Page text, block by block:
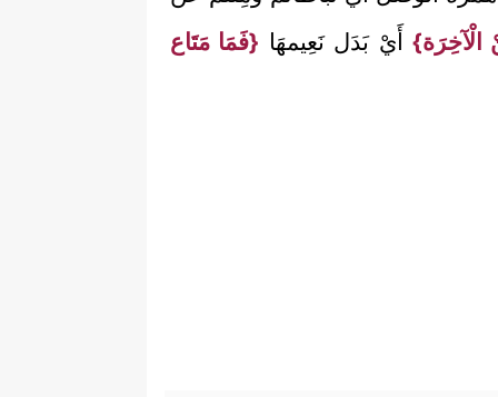
الْآخِرَة}أَيْ بَدَل نَعِيمهَا {فَمَا مَتَاع